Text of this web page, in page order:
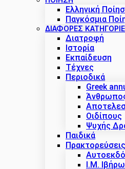
Ελληνική
Παγκόσμια
ΔΙΑΦΟΡΕΣ
Διατροφή
Ιστορία
Εκπαίδευση
Τέχνες
Περιοδικά
Greek
Οιδίπους
Ψυχής
Παιδικά
Πρακτoρεύσεις
Ι.Μ.